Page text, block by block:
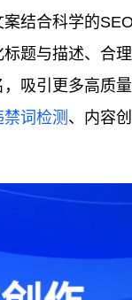
结合科学的
题与描述、合
吸引更多高质
禁词检测 、内容